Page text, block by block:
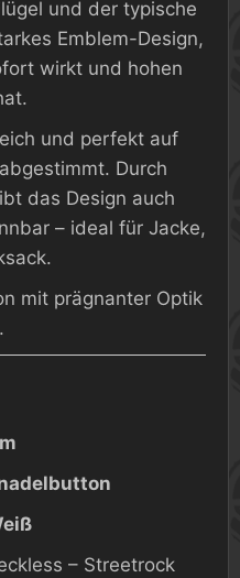
und der typische
Emblem-Design,
wirkt und hohen
und perfekt auf
Durch
das Design auch
– ideal für Jacke,
mit prägnanter Optik
– Streetrock